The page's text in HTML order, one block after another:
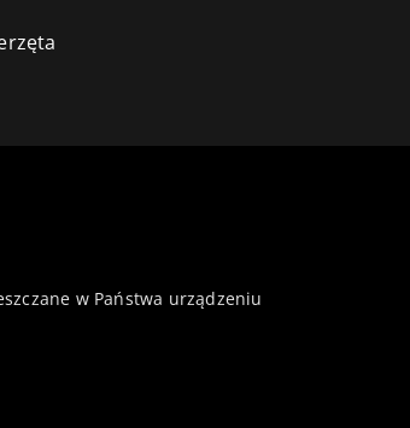
w Państwa urządzeniu